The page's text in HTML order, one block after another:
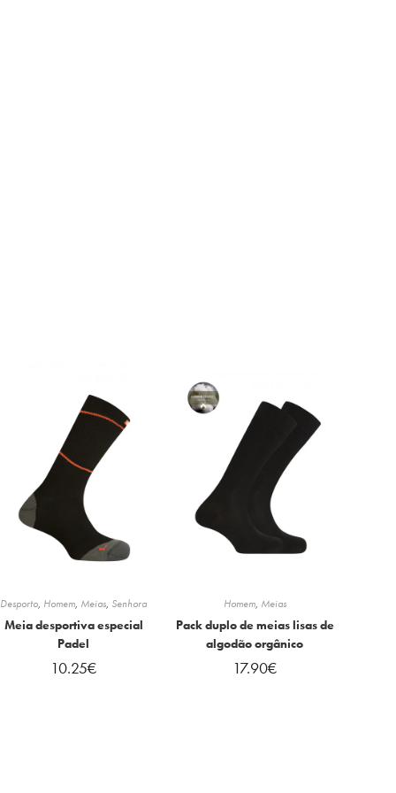
Desporto, Homem, Meias, Senhora
Meia desportiva especial
Padel
10.25€
Homem, Meias
Pack duplo de meias lisas de
algodão orgânico
17.90€